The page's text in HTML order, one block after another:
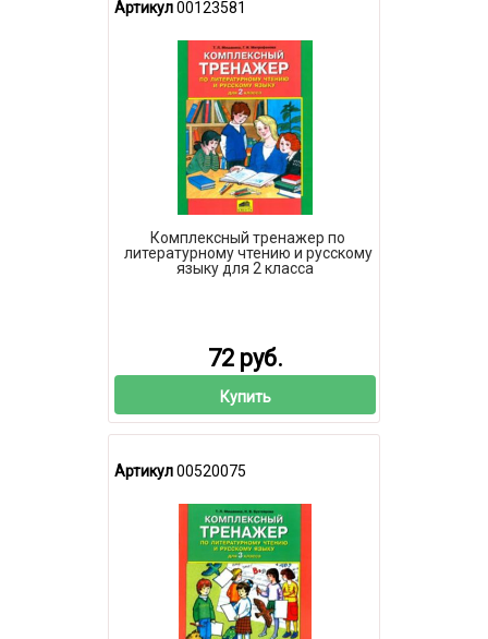
Артикул00123581
Комплексный тренажер по
литературному чтению и русскому
языку для 2 класса
72 руб.
Купить
Артикул00520075